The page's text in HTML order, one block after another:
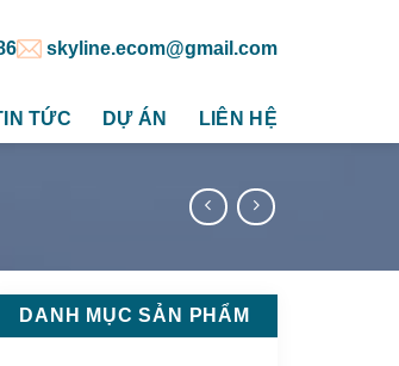
skyline.ecom@gmail.com
TỨC DỰ ÁN LIÊN HỆ
DANH MỤC SẢN PHẨM